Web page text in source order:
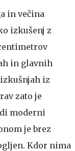
in večina
izkušenj z
in glavnih
iz
zato je
moderni
je brez
Kdor nima